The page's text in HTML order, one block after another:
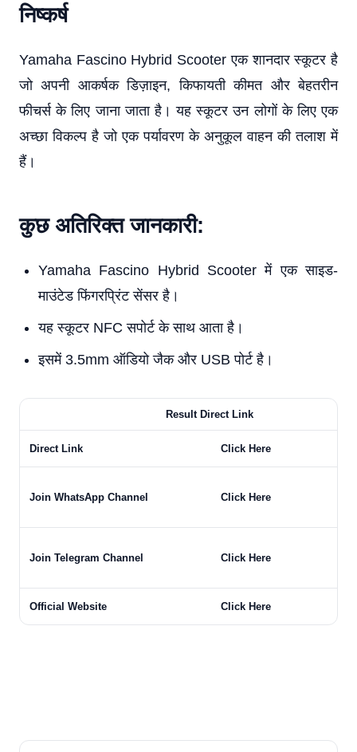
निष्कर्ष
Yamaha Fascino Hybrid Scooter एक शानदार स्कूटर है
जो अपनी आकर्षक डिज़ाइन, किफायती कीमत और बेहतरीन
फीचर्स के लिए जाना जाता है। यह स्कूटर उन लोगों के लिए एक
अच्छा विकल्प है जो एक पर्यावरण के अनुकूल वाहन की तलाश में
हैं।
कुछ अतिरिक्त जानकारी:
Yamaha Fascino Hybrid Scooter में एक साइड-
माउंटेड फिंगरप्रिंट सेंसर है।
यह स्कूटर NFC सपोर्ट के साथ आता है।
इसमें 3.5mm ऑडियो जैक और USB पोर्ट है।
Result Direct Link
Direct Link Click Here
Join WhatsApp Channel Click Here
Join Telegram Channel Click Here
Official Website Click Here